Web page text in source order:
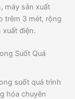
máy sản xuất
trêm 3 mét, rộng
xuất điện.
Suốt Quá
suốt quá trình
hóa chuyên